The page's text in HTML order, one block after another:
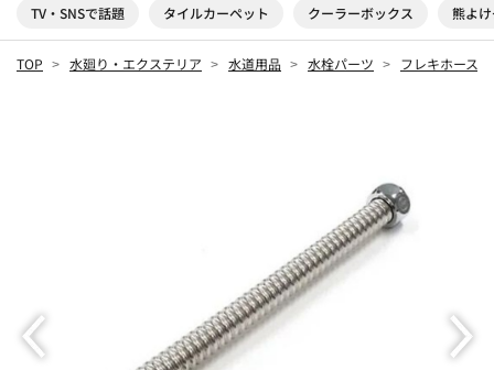
TV・SNSで話題 タイルカーペット クーラーボックス 熊よ
TOP 水廻り・エクステリア 水道用品 水栓パーツ フレキホース